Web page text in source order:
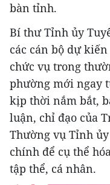
bàn tỉnh.
Bí thư Tỉnh ủy
các cán bộ dự
chức vụ trong
phường mới ngay
kịp thời nắm bắt,
luận, chỉ đạo của
Thường vụ Tỉnh
chính để cụ thể
tập thể, cá nhân.